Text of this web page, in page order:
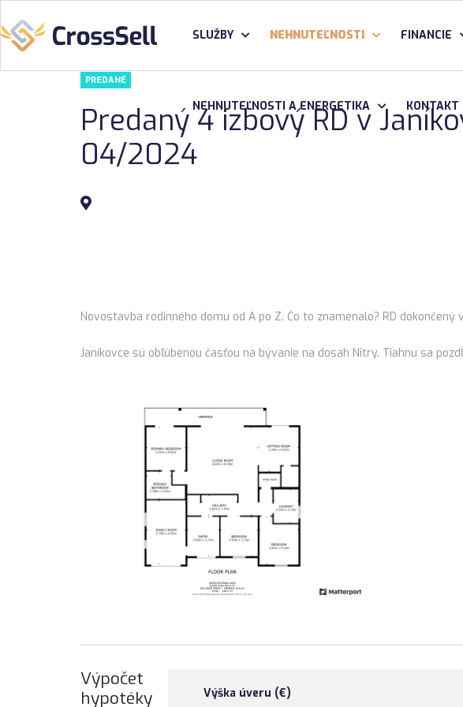
SLUŽBY NEHNUTEĽNOSTI FINANCIE
NEHNUTEĽNOSTI A ENERGETIKA KONTAKT
PREDANÉ
Predaný 4 izbový RD v
04/2024
Novostavba rodinného domu od A po Z. Čo to znamenalo? RD
Janíkovce sú obľúbenou časťou na bývanie na dosah Nitry. Tiahnu sa
Výpočet
hypotéky
Výška úveru (€)